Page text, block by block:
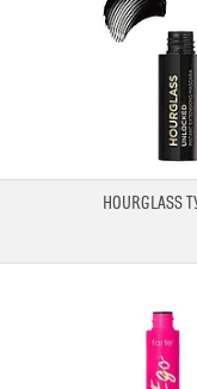
HOURGLASS